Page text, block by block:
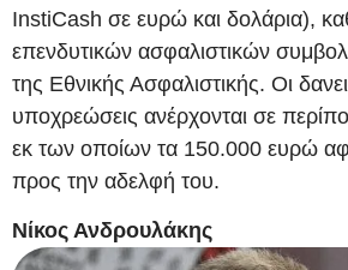
InstiCash σε ευρώ και δολάρια),
επενδυτικών ασφαλιστικών
της Εθνικής Ασφαλιστικής. Οι
υποχρεώσεις ανέρχονται σε
εκ των οποίων τα 150.000 ευρώ
προς την αδελφή του.
Νίκος Ανδρουλάκης